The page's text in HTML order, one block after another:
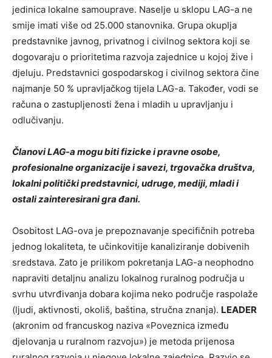
jedinica lokalne samouprave. Naselje u sklopu LAG-a ne
smije imati više od 25.000 stanovnika. Grupa okuplja
predstavnike javnog, privatnog i civilnog sektora koji se
dogovaraju o prioritetima razvoja zajednice u kojoj žive i
djeluju. Predstavnici gospodarskog i civilnog sektora čine
najmanje 50 % upravljačkog tijela LAG-a. Također, vodi se
računa o zastupljenosti žena i mladih u upravljanju i
odlučivanju.
Članovi LAG-a mogu biti fizicke i pravne osobe,
profesionalne organizacije i savezi, trgovačka društva,
lokalni politički predstavnici, udruge, mediji, mladi i
ostali zainteresirani gra đani.
Osobitost LAG-ova je prepoznavanje specifičnih potreba
jednog lokaliteta, te učinkovitije kanaliziranje dobivenih
sredstava. Zato je prilikom pokretanja LAG-a neophodno
napraviti detaljnu analizu lokalnog ruralnog područja u
svrhu utvrđivanja dobara kojima neko područje raspolaže
(ljudi, aktivnosti, okoliš, baština, stručna znanja). LEADER
(akronim od francuskog naziva «Poveznica između
djelovanja u ruralnom razvoju») je metoda prijenosa